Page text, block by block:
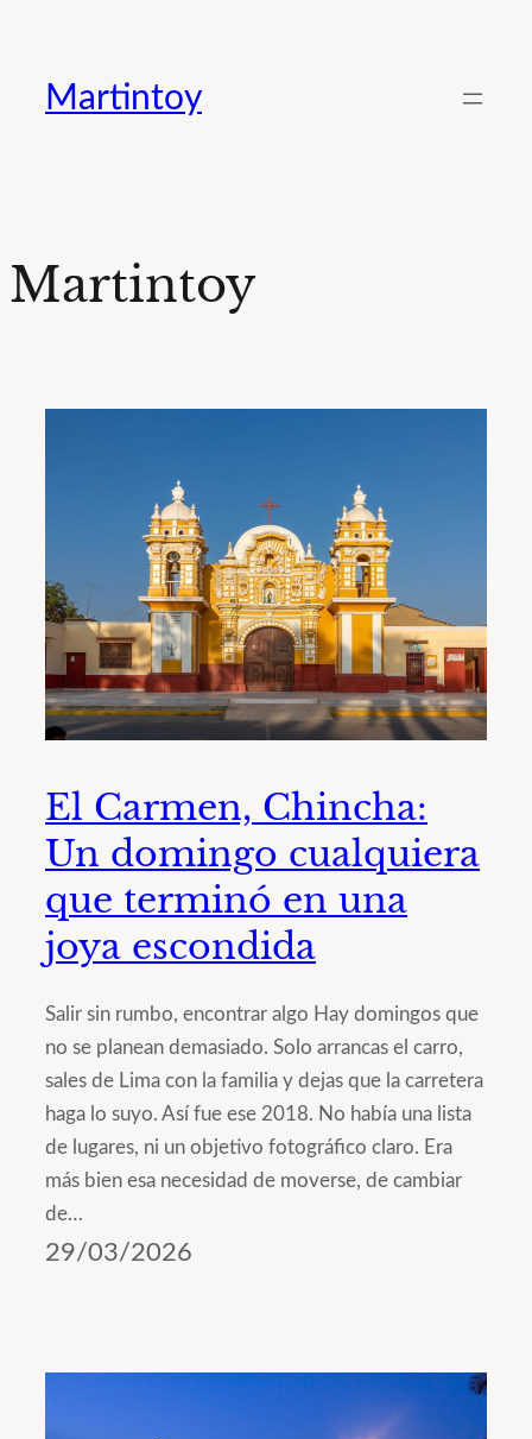
contenido
Martintoy
Martintoy
El Carmen, Chincha:
Un domingo cualquiera
que terminó en una
joya escondida
Salir sin rumbo, encontrar algo Hay domingos que
no se planean demasiado. Solo arrancas el carro,
sales de Lima con la familia y dejas que la carretera
haga lo suyo. Así fue ese 2018. No había una lista
de lugares, ni un objetivo fotográfico claro. Era
más bien esa necesidad de moverse, de cambiar
de…
29/03/2026